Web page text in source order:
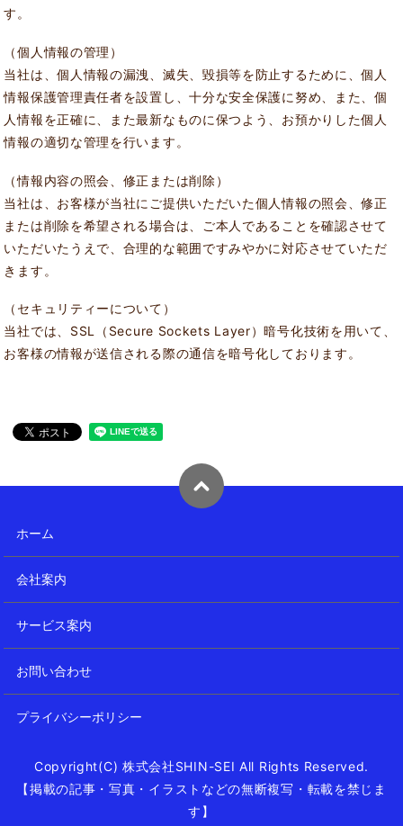
す。
（個人情報の管理）
当社は、個人情報の漏洩、滅失、毀損等を防止するために、個人
情報保護管理責任者を設置し、十分な安全保護に努め、また、個
人情報を正確に、また最新なものに保つよう、お預かりした個人
情報の適切な管理を行います。
（情報内容の照会、修正または削除）
当社は、お客様が当社にご提供いただいた個人情報の照会、修正
または削除を希望される場合は、ご本人であることを確認させて
いただいたうえで、合理的な範囲ですみやかに対応させていただ
きます。
（セキュリティーについて）
当社では、SSL（Secure Sockets Layer）暗号化技術を用いて、
お客様の情報が送信される際の通信を暗号化しております。
ホーム
会社案内
サービス案内
お問い合わせ
プライバシーポリシー
Copyright(C) 株式会社SHIN-SEI All Rights Reserved.
【掲載の記事・写真・イラストなどの無断複写・転載を禁じま
す】